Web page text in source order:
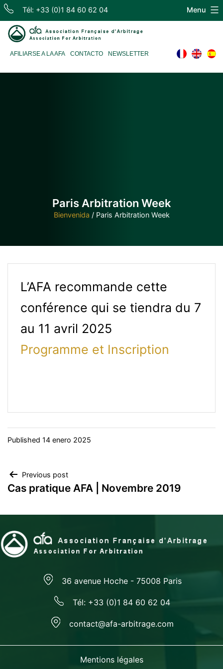
Skip
content
Tél: +33 (0)1 84 60 62 04
d'Arbitrage
AFILIARSE A LA AFA CONTACTO NEWSLETTER
Menu
Paris Arbitration Week
Bienvenida / Paris Arbitration Week
L’AFA recommande cette
conférence qui se tiendra du 7
au 11 avril 2025
Programme et Inscription
Published 14 enero 2025
Navegación
Previous post
Cas pratique AFA | Novembre 2019
36 avenue Hoche - 75008 Paris
Tél: +33 (0)1 84 60 62 04
contact@afa-arbitrage.com
Mentions légales